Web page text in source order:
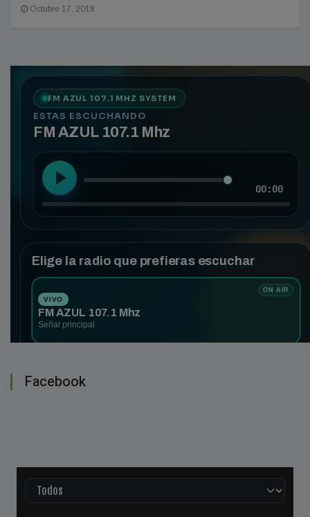
Octubre 17, 2018
Facebook